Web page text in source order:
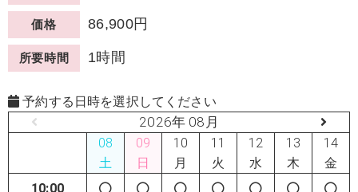
価格 86,900円
所要時間 1時間
予約する日時を選択してください
2026年 08月
08
土
09
日
10
月
11
火
12
水
13
木
14
金
10:00